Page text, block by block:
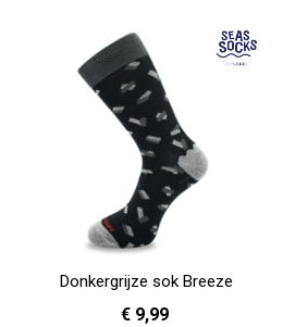
Donkergrijze sok Breeze
€ 9,99